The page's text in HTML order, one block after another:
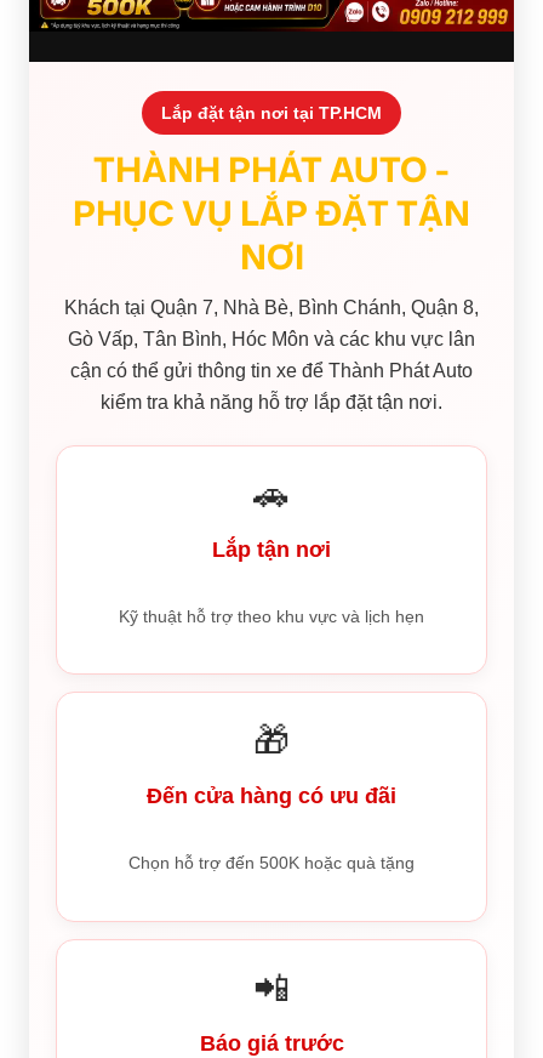
Lắp đặt tận nơi tại TP.HCM
THÀNH PHÁT AUTO -
PHỤC VỤ LẮP ĐẶT TẬN
NƠI
Khách tại Quận 7, Nhà Bè, Bình Chánh, Quận 8,
Gò Vấp, Tân Bình, Hóc Môn và các khu vực lân
cận có thể gửi thông tin xe để Thành Phát Auto
kiểm tra khả năng hỗ trợ lắp đặt tận nơi.
🚗
Lắp tận nơi
Kỹ thuật hỗ trợ theo khu vực và lịch hẹn
🎁
Đến cửa hàng có ưu đãi
Chọn hỗ trợ đến 500K hoặc quà tặng
📲
Báo giá trước